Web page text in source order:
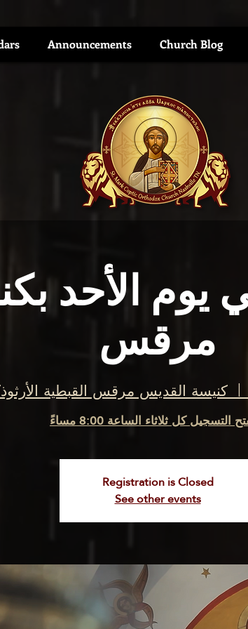
Announcements Church Blog
يوم الأحد
مرقس
كنيسة القديس مرقس القبطية
التسجيل كل ثلاثاء الساعة 8:00 مساءً
Registration is Closed
See other events